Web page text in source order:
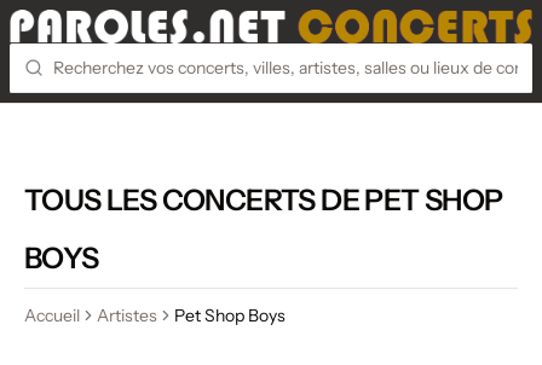
TOUS LES CONCERTS DE PET SHOP
BOYS
Accueil Artistes Pet Shop Boys